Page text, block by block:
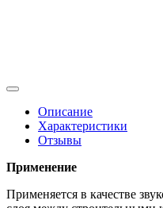
Описание
Характеристики
Отзывы
Применение
Применяется в качестве